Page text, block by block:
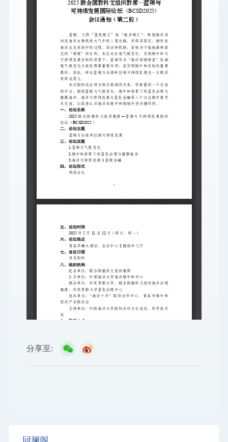
分享至: